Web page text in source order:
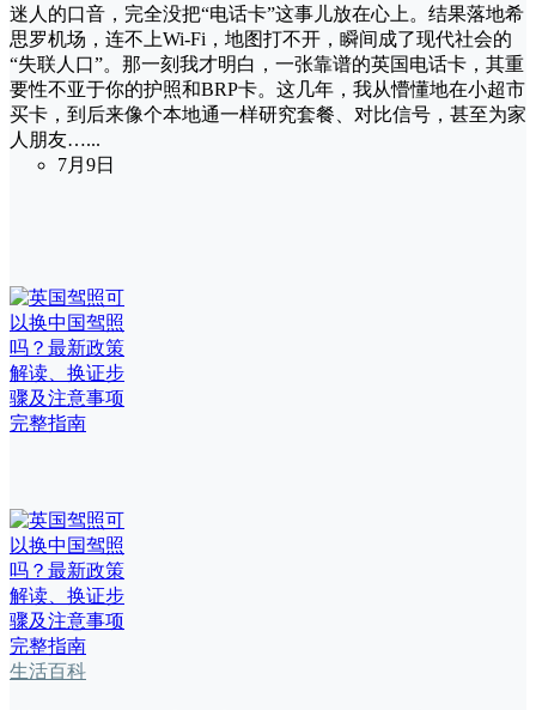
迷人的口音，完全没把“电话卡”这事儿放在心上。结果落地希
思罗机场，连不上Wi-Fi，地图打不开，瞬间成了现代社会的
“失联人口”。那一刻我才明白，一张靠谱的英国电话卡，其重
要性不亚于你的护照和BRP卡。这几年，我从懵懂地在小超市
买卡，到后来像个本地通一样研究套餐、对比信号，甚至为家
人朋友…...
7月9日
生活百科